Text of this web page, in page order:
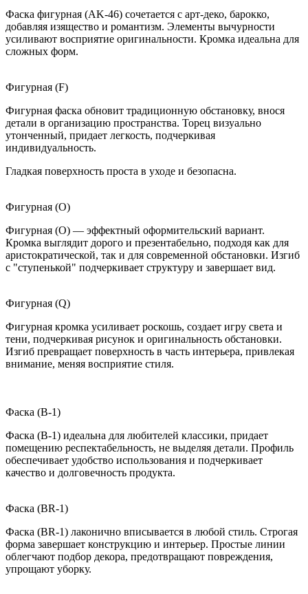
Фаска фигурная (AK-46) сочетается с арт-деко, барокко,
добавляя изящество и романтизм. Элементы вычурности
усиливают восприятие оригинальности. Кромка идеальна для
сложных форм.
Фигурная (F)
Фигурная фаска обновит традиционную обстановку, внося
детали в организацию пространства. Торец визуально
утонченный, придает легкость, подчеркивая
индивидуальность.
Гладкая поверхность проста в уходе и безопасна.
Фигурная (O)
Фигурная (O) — эффектный оформительский вариант.
Кромка выглядит дорого и презентабельно, подходя как для
аристократической, так и для современной обстановки. Изгиб
с "ступенькой" подчеркивает структуру и завершает вид.
Фигурная (Q)
Фигурная кромка усиливает роскошь, создает игру света и
тени, подчеркивая рисунок и оригинальность обстановки.
Изгиб превращает поверхность в часть интерьера, привлекая
внимание, меняя восприятие стиля.
Фаска (B-1)
Фаска (B-1) идеальна для любителей классики, придает
помещению респектабельность, не выделяя детали. Профиль
обеспечивает удобство использования и подчеркивает
качество и долговечность продукта.
Фаска (BR-1)
Фаска (BR-1) лаконично вписывается в любой стиль. Строгая
форма завершает конструкцию и интерьер. Простые линии
облегчают подбор декора, предотвращают повреждения,
упрощают уборку.